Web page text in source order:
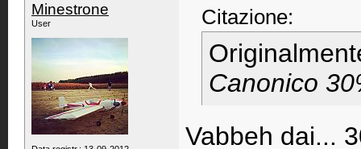
Minestrone
User Citazione:
Canonico
Vabbeh dai...